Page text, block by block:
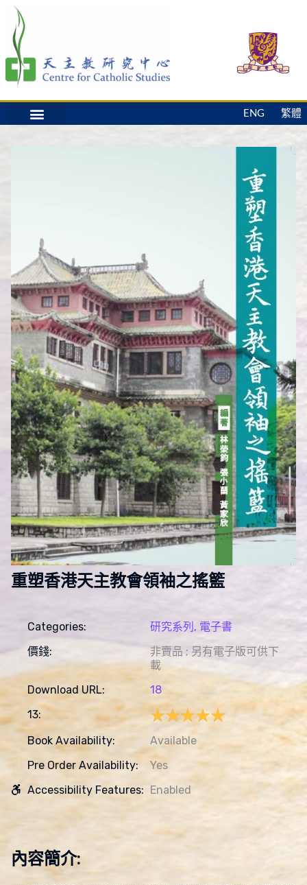
ENG 繁體
重塑香港天主教會領袖之搖籃
Categories: 研究系列, 電子書
價錢:
非賣品 ; 另有電子版可供下
載
Download URL:
18
13:
★★★★★
★★★★★
Book Availability:
Available
Pre Order Availability:
Yes
Accessibility Features:
Enabled
內容簡介: